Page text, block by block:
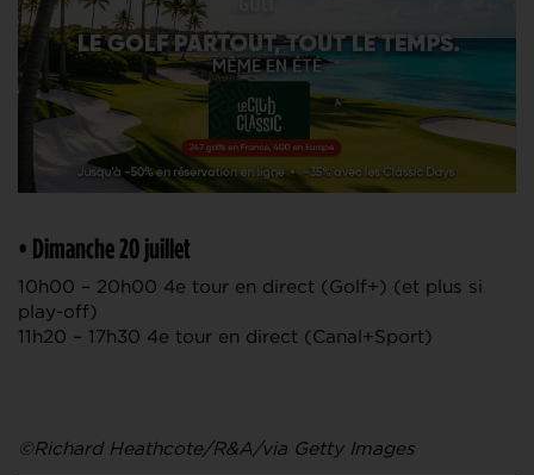
• Dimanche 20 juillet
10h00 – 20h00 4e tour en direct (Golf+) (et plus si
play-off)
11h20 – 17h30 4e tour en direct (Canal+Sport)
©Richard Heathcote/R&A/via Getty Images